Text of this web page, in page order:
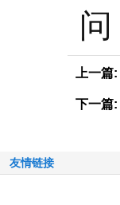
问
上一篇:
下一篇:
友情链接